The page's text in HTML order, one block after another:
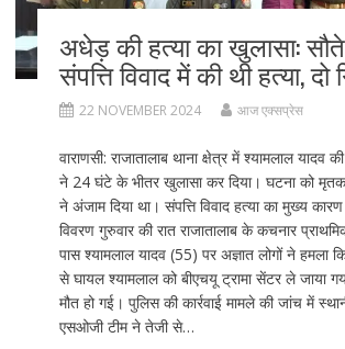
अधेड़ की हत्या का खुलासा:
संपत्ति विवाद में की थी हत्या, दो
22 NOVEMBER 2024 आज एक्सप्रेस
वाराणसी: राजातालाब थाना क्षेत्र में श्यामलाल यादव
ने 24 घंटे के भीतर खुलासा कर दिया। घटना को
ने अंजाम दिया था। संपत्ति विवाद हत्या का मुख्य
विवरण गुरुवार की रात राजातालाब के कचनार
पास श्यामलाल यादव (55) पर अज्ञात लोगों ने हमला
से घायल श्यामलाल को बीएचयू ट्रामा सेंटर ले जाया
मौत हो गई। पुलिस की कार्रवाई मामले की जांच में
एसओजी टीम ने तेजी से…